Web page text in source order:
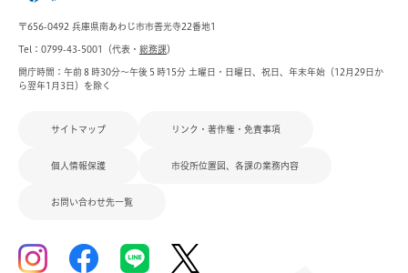
〒656-0492 兵庫県南あわじ市市善光寺22番地1
Tel：0799-43-5001（代表・ 総務課）
開庁時間：午前８時30分～午後５時15分 土曜日・日曜日、祝日、年末年始（12月29日か
ら翌年1月3日）を除く
サイトマップ リンク・著作権・免責事項
個人情報保護 市役所位置図、各課の業務内容
お問い合わせ先一覧